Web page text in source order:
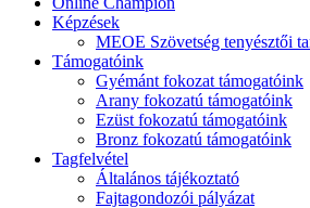
Képzések
MEOE Szövetség tenyésztői
Támogatóink
Gyémánt fokozat támogatóink
Arany fokozatú támogatóink
Ezüst fokozatú támogatóink
Bronz fokozatú támogatóink
Tagfelvétel
Általános tájékoztató
Fajtagondozói pályázat